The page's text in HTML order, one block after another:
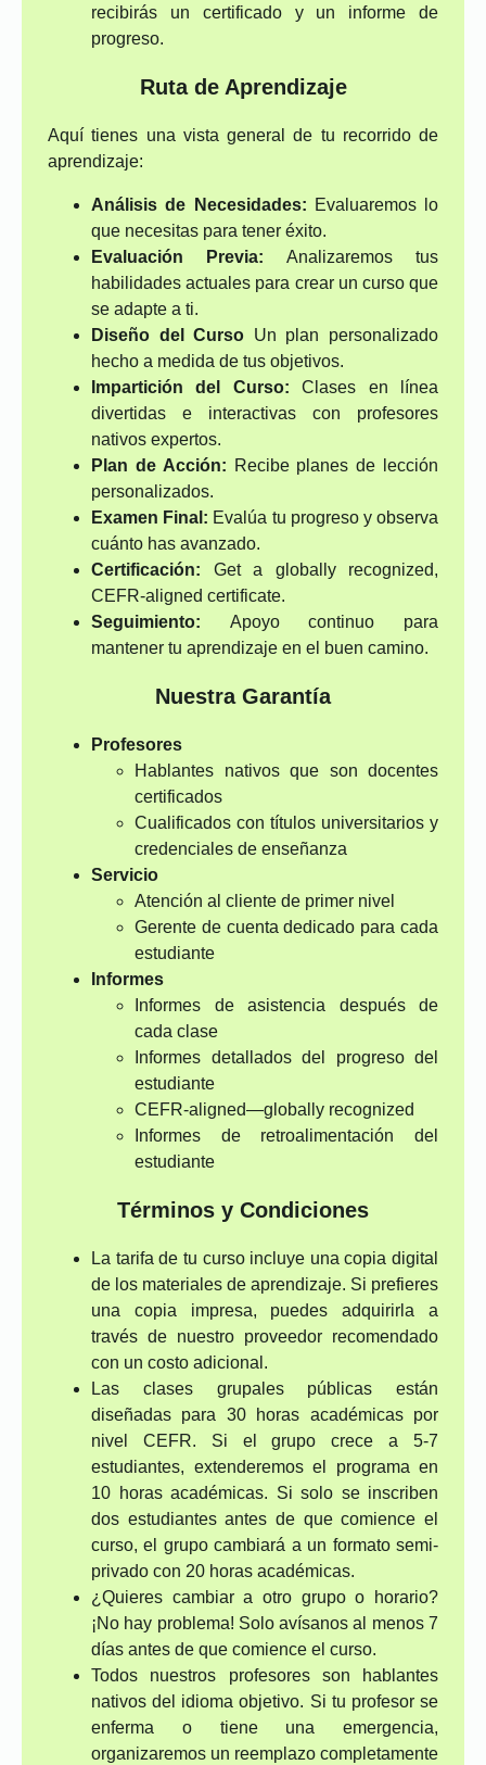
recibirás un certificado y un informe de
progreso.
Ruta de Aprendizaje
Aquí tienes una vista general de tu recorrido de
aprendizaje:
Análisis de Necesidades: Evaluaremos lo
que necesitas para tener éxito.
Evaluación Previa: Analizaremos tus
habilidades actuales para crear un curso que
se adapte a ti.
Diseño del Curso Un plan personalizado
hecho a medida de tus objetivos.
Impartición del Curso: Clases en línea
divertidas e interactivas con profesores
nativos expertos.
Plan de Acción: Recibe planes de lección
personalizados.
Examen Final: Evalúa tu progreso y observa
cuánto has avanzado.
Certificación: Get a globally recognized,
CEFR-aligned certificate.
Seguimiento: Apoyo continuo para
mantener tu aprendizaje en el buen camino.
Nuestra Garantía
Profesores
Hablantes nativos que son docentes
certificados
Cualificados con títulos universitarios y
credenciales de enseñanza
Servicio
Atención al cliente de primer nivel
Gerente de cuenta dedicado para cada
estudiante
Informes
Informes de asistencia después de
cada clase
Informes detallados del progreso del
estudiante
CEFR-aligned—globally recognized
Informes de retroalimentación del
estudiante
Términos y Condiciones
La tarifa de tu curso incluye una copia digital
de los materiales de aprendizaje. Si prefieres
una copia impresa, puedes adquirirla a
través de nuestro proveedor recomendado
con un costo adicional.
Las clases grupales públicas están
diseñadas para 30 horas académicas por
nivel CEFR. Si el grupo crece a 5-7
estudiantes, extenderemos el programa en
10 horas académicas. Si solo se inscriben
dos estudiantes antes de que comience el
curso, el grupo cambiará a un formato semi-
privado con 20 horas académicas.
¿Quieres cambiar a otro grupo o horario?
¡No hay problema! Solo avísanos al menos 7
días antes de que comience el curso.
Todos nuestros profesores son hablantes
nativos del idioma objetivo. Si tu profesor se
enferma o tiene una emergencia,
organizaremos un reemplazo completamente